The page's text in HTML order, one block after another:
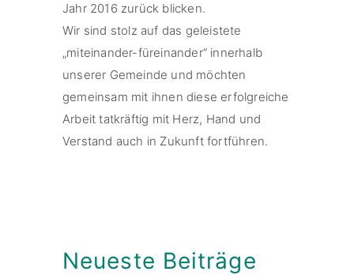
Jahr 2016 zurück blicken.
Wir sind stolz auf das geleistete
„miteinander-füreinander“ innerhalb
unserer Gemeinde und möchten
gemeinsam mit ihnen diese erfolgreiche
Arbeit tatkräftig mit Herz, Hand und
Verstand auch in Zukunft fortführen.
Neueste Beiträge